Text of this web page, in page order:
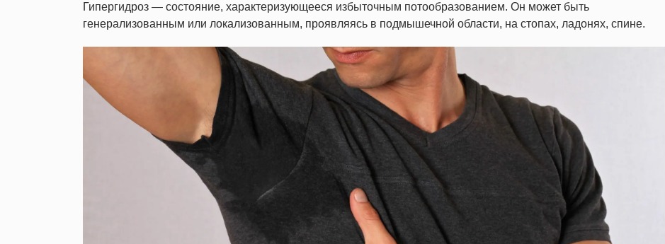
Гипергидроз — состояние, характеризующееся избыточным потообразованием. Он может быть
генерализованным или локализованным, проявляясь в подмышечной области, на стопах, ладонях, спине.